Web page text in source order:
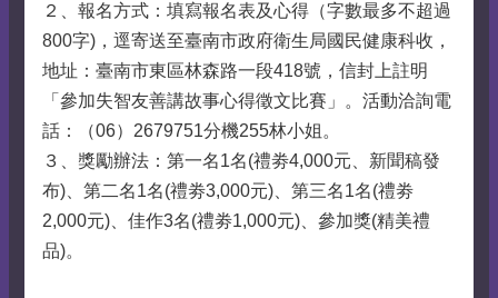
２、報名方式：填寫報名表及心得（字數最多不超過
800字)，逕寄送至臺南市政府衛生局國民健康科收，
地址：臺南市東區林森路一段418號，信封上註明
「參加失智友善講故事心得徵文比賽」。活動洽詢電
話：（06）2679751分機255林小姐。
３、獎勵辦法：第一名1名(禮劵4,000元、新聞稿發
布)、第二名1名(禮劵3,000元)、第三名1名(禮劵
2,000元)、佳作3名(禮劵1,000元)、參加獎(精美禮
品)。